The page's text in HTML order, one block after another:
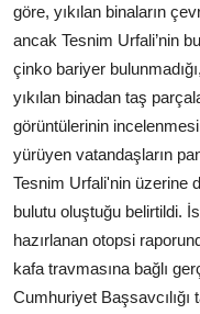
göre, yıkılan binaların
ancak Tesnim Urfali’nin
çinko bariyer
yıkılan binadan taş
görüntülerinin
yürüyen vatandaşların
Tesnim Urfali'nin üzerine
bulutu oluştuğu belirtildi.
hazırlanan otopsi
kafa travmasına bağlı
Cumhuriyet Başsavcılığı